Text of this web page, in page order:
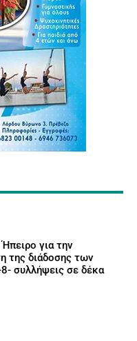
για την
της διάδοσης των
συλλήψεις σε δέκα